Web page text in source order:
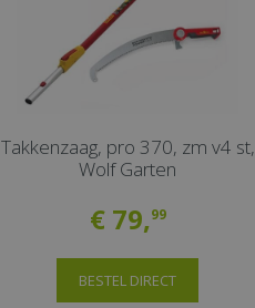
Takkenzaag, pro 370, zm v4 st,
Wolf Garten
€ 79,99
BESTEL DIRECT